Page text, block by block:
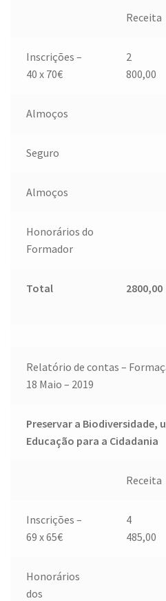
Receita
Inscrições –
40 x 70€
2
800,00
Almoços
Seguro
Almoços
Honorários do
Formador
Total 2800,00
Relatório de contas –
18 Maio – 2019
Preservar a Biodiversidade,
Educação para a Cidadania
Receita
Inscrições –
69 x 65€
4
485,00
Honorários
dos